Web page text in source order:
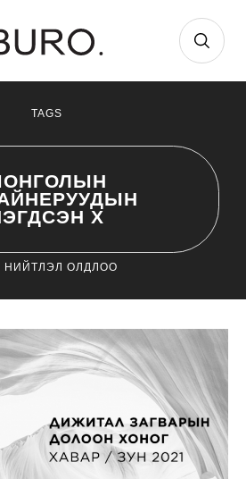
TAGS
Х
НИЙТЛЭЛ ОЛДЛОО